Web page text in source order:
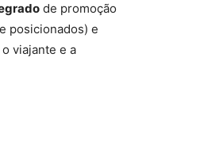
de promoção
posicionados) e
viajante e a